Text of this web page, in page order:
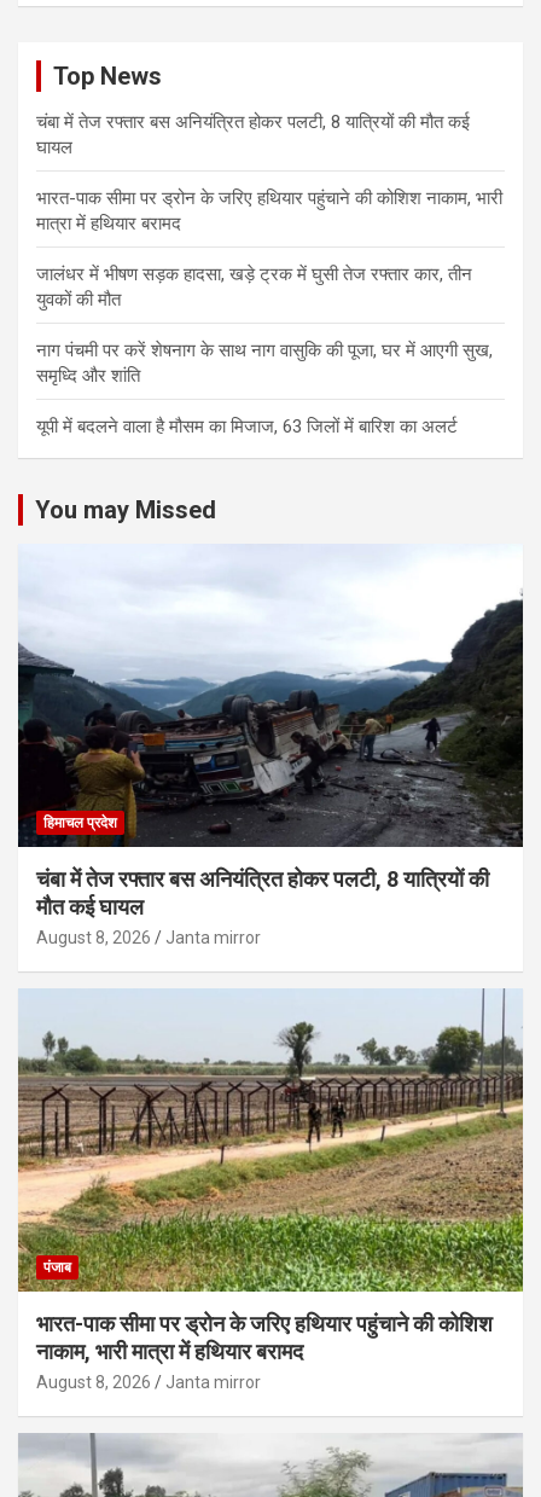
Top News
चंबा में तेज रफ्तार बस अनियंत्रित होकर पलटी, 8 यात्रियों की मौत कई
घायल
भारत-पाक सीमा पर ड्रोन के जरिए हथियार पहुंचाने की कोशिश नाकाम, भारी
मात्रा में हथियार बरामद
जालंधर में भीषण सड़क हादसा, खड़े ट्रक में घुसी तेज रफ्तार कार, तीन
युवकों की मौत
नाग पंचमी पर करें शेषनाग के साथ नाग वासुकि की पूजा, घर में आएगी सुख,
समृध्दि और शांति
यूपी में बदलने वाला है मौसम का मिजाज, 63 जिलों में बारिश का अलर्ट
You may Missed
हिमाचल प्रदेश
चंबा में तेज रफ्तार बस अनियंत्रित होकर पलटी, 8 यात्रियों की
मौत कई घायल
August 8, 2026 Janta mirror
पंजाब
भारत-पाक सीमा पर ड्रोन के जरिए हथियार पहुंचाने की कोशिश
नाकाम, भारी मात्रा में हथियार बरामद
August 8, 2026 Janta mirror